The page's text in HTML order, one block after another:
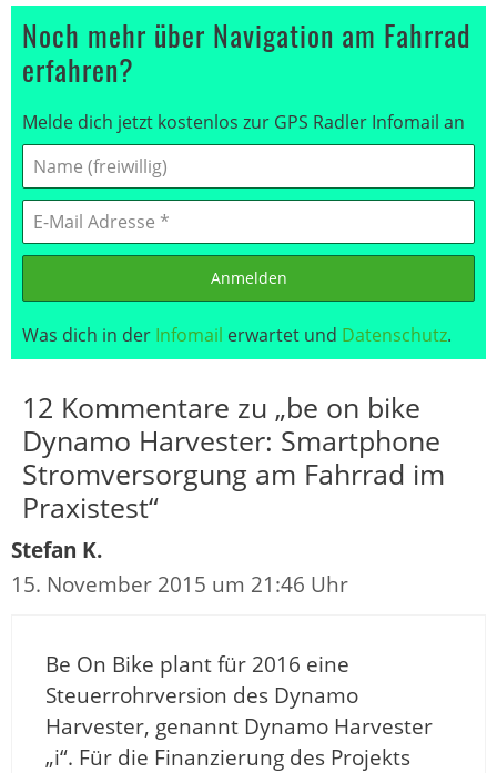
Noch mehr über Navigation am Fahrrad
erfahren?
Melde dich jetzt kostenlos zur GPS Radler Infomail an
Anmelden
Was dich in der Infomail erwartet und Datenschutz.
12 Kommentare zu „be on bike
Dynamo Harvester: Smartphone
Stromversorgung am Fahrrad im
Praxistest“
Stefan K.
15. November 2015 um 21:46 Uhr
Be On Bike plant für 2016 eine
Steuerrohrversion des Dynamo
Harvester, genannt Dynamo Harvester
„i“. Für die Finanzierung des Projekts